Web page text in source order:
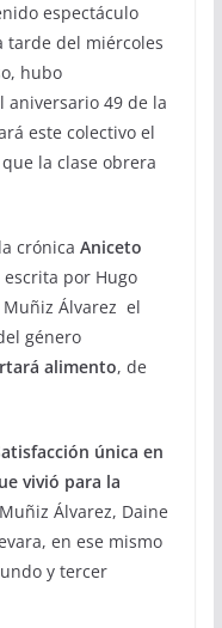
espectáculo
tarde del miércoles
hubo
aniversario 49 de la
este colectivo el
la clase obrera
crónica Aniceto
escrita por Hugo
Álvarez el
género
alimento, de
única en
vivió para la
Álvarez, Daine
en ese mismo
y tercer